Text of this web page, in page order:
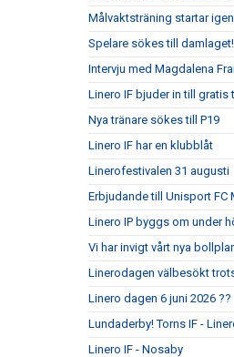
Målvaktsträning startar
Spelare sökes till damlaget!
Intervju med Magdalena
Linero IF bjuder in till gratis
Nya tränare sökes till P19
Linero IF har en klubblåt
Linerofestivalen 31 augusti
Erbjudande till Unisport FC
Linero IP byggs om under
Vi har invigt vårt nya
Linerodagen välbesökt
Linero dagen 6 juni 2026 ??
Lundaderby! Torns IF -
Linero IF - Nosaby